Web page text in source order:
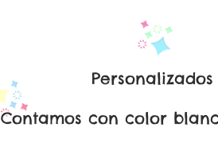
Contamos con color